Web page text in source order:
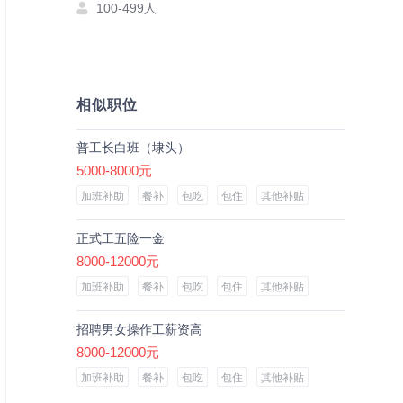
100-499人
相似职位
普工长白班（埭头）
5000-8000元
加班补助 餐补 包吃 包住 其他补贴
正式工五险一金
8000-12000元
加班补助 餐补 包吃 包住 其他补贴
招聘男女操作工薪资高
8000-12000元
加班补助 餐补 包吃 包住 其他补贴